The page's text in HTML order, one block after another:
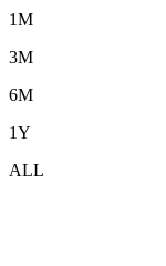
1M
3M
6M
1Y
ALL